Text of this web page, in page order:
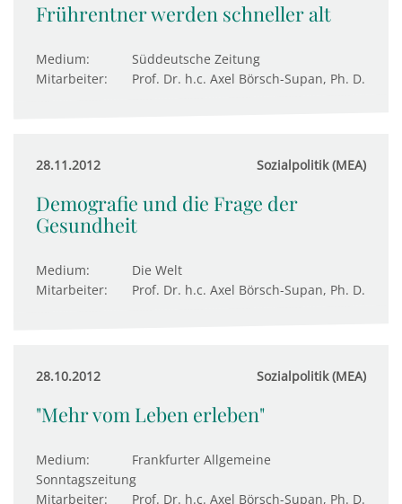
Frührentner werden schneller alt
Medium:
Süddeutsche Zeitung
Mitarbeiter:
Prof. Dr. h.c. Axel Börsch-Supan, Ph. D.
28.11.2012 Sozialpolitik (MEA)
Demografie und die Frage der
Gesundheit
Medium:
Die Welt
Mitarbeiter:
Prof. Dr. h.c. Axel Börsch-Supan, Ph. D.
28.10.2012 Sozialpolitik (MEA)
"Mehr vom Leben erleben"
Medium:
Frankfurter Allgemeine
Sonntagszeitung
Mitarbeiter:
Prof. Dr. h.c. Axel Börsch-Supan, Ph. D.